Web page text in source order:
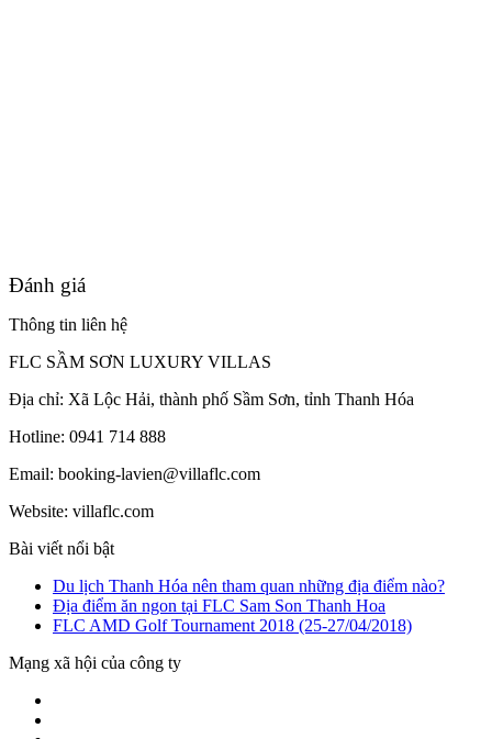
Đánh giá
Thông tin liên hệ
FLC SẦM SƠN LUXURY VILLAS
Địa chỉ: Xã Lộc Hải, thành phố Sầm Sơn, tỉnh Thanh Hóa
Hotline: 0941 714 888
Email: booking-lavien@villaflc.com
Website: villaflc.com
Bài viết nổi bật
Du lịch Thanh Hóa nên tham quan những địa điểm nào?
Địa điểm ăn ngon tại FLC Sam Son Thanh Hoa
FLC AMD Golf Tournament 2018 (25-27/04/2018)
Mạng xã hội của công ty